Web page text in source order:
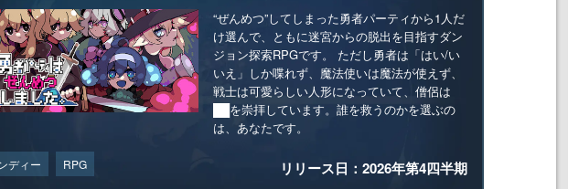
“ぜんめつ”してしまった勇者パーティから1人だ
け選んで、ともに迷宮からの脱出を目指すダン
ジョン探索RPGです。 ただし勇者は「はい/い
いえ」しか喋れず、魔法使いは魔法が使えず、
戦士は可愛らしい人形になっていて、僧侶は
██を崇拝しています。誰を救うのかを選ぶの
は、あなたです。
ディー RPG リリース日：2026年第4四半期